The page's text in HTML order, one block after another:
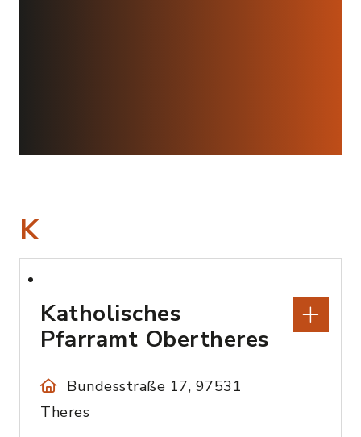
K
Katholisches
Pfarramt Obertheres
Bundesstraße 17, 97531
Theres